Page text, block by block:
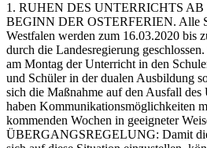
1. RUHEN DES UNTERRICHTS
BEGINN DER OSTERFERIEN. Alle
Westfalen werden zum 16.03.2020 bis
durch die Landesregierung
am Montag der Unterricht in den
und Schüler in der dualen Ausbildung
sich die Maßnahme auf den Ausfall
haben Kommunikationsmöglichkeiten
kommenden Wochen in geeigneter
ÜBERGANGSREGELUNG: Damit